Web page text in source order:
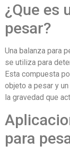
¿Que es
pesar?
Una balanza para
se utiliza para
Esta compuesta
objeto a pesar y
la gravedad que
para